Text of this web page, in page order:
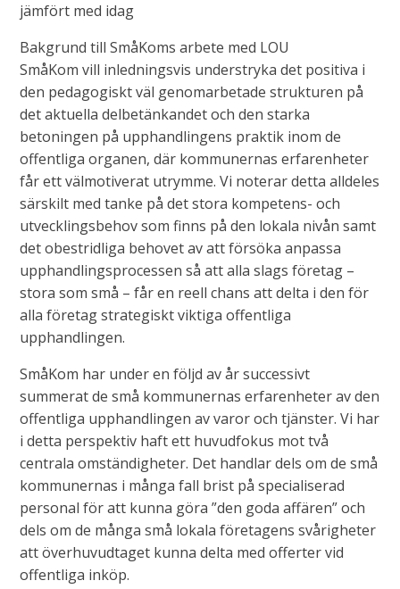
jämfört med idag
Bakgrund till SmåKoms arbete med LOU
SmåKom vill inledningsvis understryka det positiva i
den pedagogiskt väl genomarbetade strukturen på
det aktuella delbetänkandet och den starka
betoningen på upphandlingens praktik inom de
offentliga organen, där kommunernas erfarenheter
får ett välmotiverat utrymme. Vi noterar detta alldeles
särskilt med tanke på det stora kompetens- och
utvecklingsbehov som finns på den lokala nivån samt
det obestridliga behovet av att försöka anpassa
upphandlingsprocessen så att alla slags företag –
stora som små – får en reell chans att delta i den för
alla företag strategiskt viktiga offentliga
upphandlingen.
SmåKom har under en följd av år successivt
summerat de små kommunernas erfarenheter av den
offentliga upphandlingen av varor och tjänster. Vi har
i detta perspektiv haft ett huvudfokus mot två
centrala omständigheter. Det handlar dels om de små
kommunernas i många fall brist på specialiserad
personal för att kunna göra ”den goda affären” och
dels om de många små lokala företagens svårigheter
att överhuvudtaget kunna delta med offerter vid
offentliga inköp.